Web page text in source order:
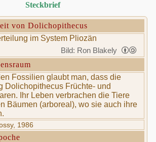
Steckbrief
von Dolichopithecus
im System Pliozän
Bild: Ron Blakely
Fossilien glaubt man, dass die
Dolichopithecus Früchte- und
Ihr Leben verbrachen die Tiere
Bäumen (arboreal), wo sie auch ihre
1986